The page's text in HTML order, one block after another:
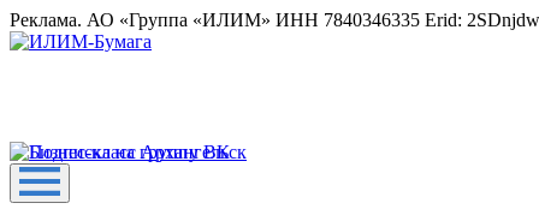
Реклама. АО «Группа «ИЛИМ» ИНН 7840346335 Erid: